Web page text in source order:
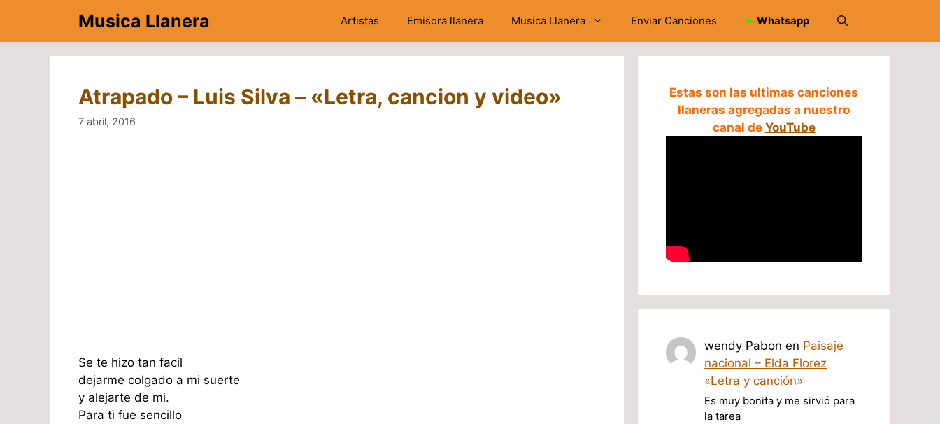
contenido
Musica Llanera Artistas Emisora llanera Musica Llanera Enviar Canciones ➤ Whatsapp
Atrapado – Luis Silva – «Letra, cancion y video»
7 abril, 2016
Se te hizo tan facil
dejarme colgado a mi suerte
y alejarte de mi.
Para ti fue sencillo
Estas son las ultimas canciones
llaneras agregadas a nuestro
canal de YouTube
wendy Pabon en Paisaje
nacional – Elda Florez
«Letra y canción»
Es muy bonita y me sirvió para
la tarea